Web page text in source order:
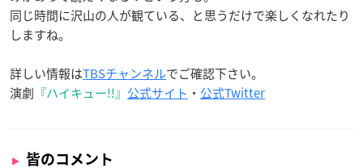
同じ時間に沢山の人が観ている、と思うだけで楽しくなれたり
しますね。
詳しい情報はTBSチャンネルでご確認下さい。
演劇 『ハイキュー!!』 公式サイト ・ 公式Twitter
皆のコメント